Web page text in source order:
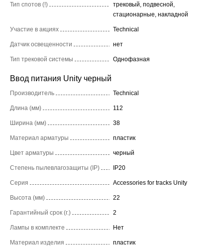
Тип спотов (!)
трековый, подвесной,
стационарные, накладной
Участие в акциях Technical
Датчик освещенности нет
Тип трековой системы Однофазная
Ввод питания Unity черный
Производитель Technical
Длина (мм) 112
Ширина (мм) 38
Материал арматуры пластик
Цвет арматуры черный
Степень пылевлагозащиты (IP) IP20
Серия Accessories for tracks Unity
Высота (мм) 22
Гарантийный срок (г.) 2
Лампы в комплекте Нет
Материал изделия пластик